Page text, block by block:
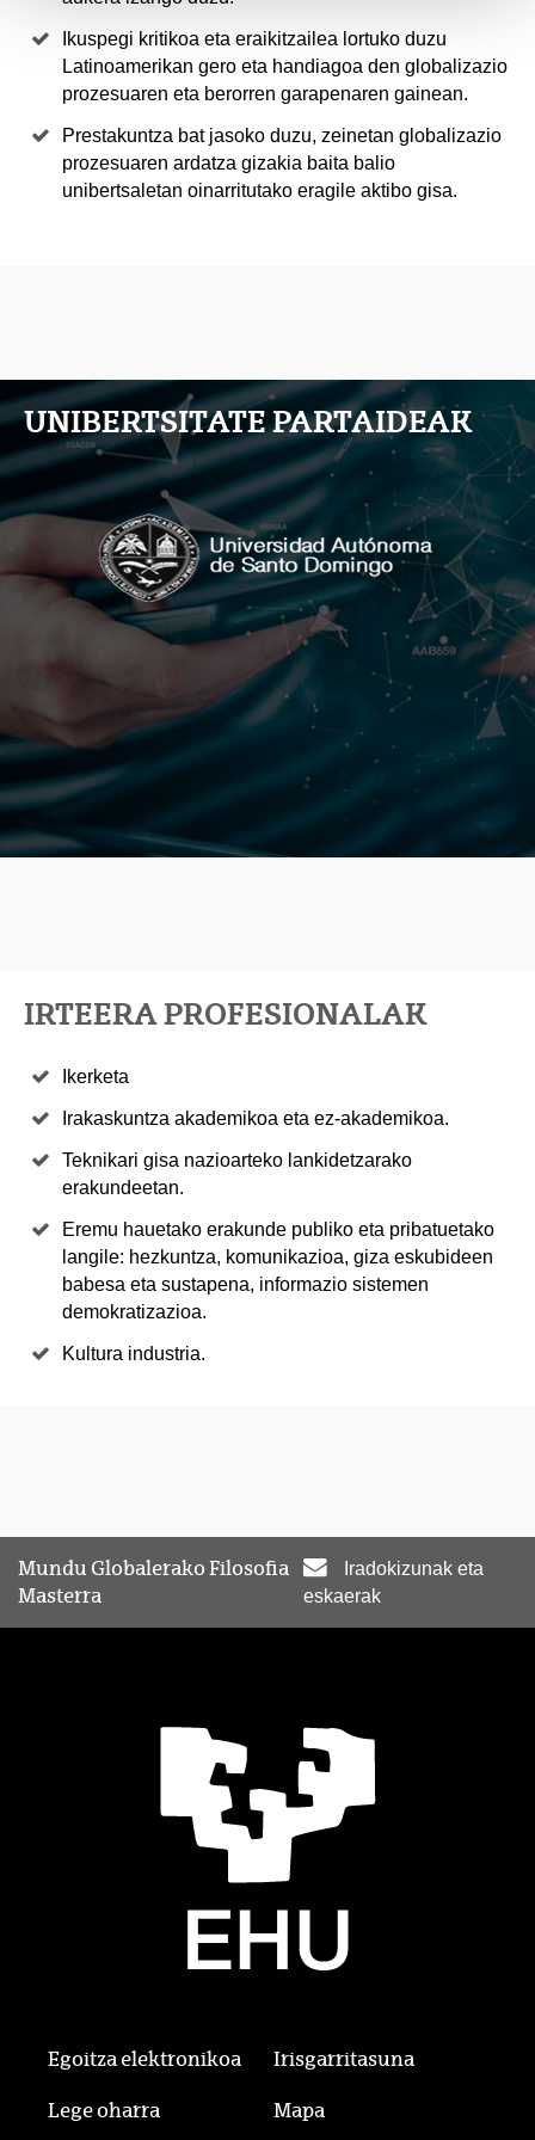
Ikuspegi kritikoa eta eraikitzailea lortuko duzu
Latinoamerikan gero eta handiagoa den globalizazio
prozesuaren eta berorren garapenaren gainean.
Prestakuntza bat jasoko duzu, zeinetan globalizazio
prozesuaren ardatza gizakia baita balio
unibertsaletan oinarritutako eragile aktibo gisa.
UNIBERTSITATE PARTAIDEAK
IRTEERA PROFESIONALAK
Ikerketa
Irakaskuntza akademikoa eta ez-akademikoa.
Teknikari gisa nazioarteko lankidetzarako
erakundeetan.
Eremu hauetako erakunde publiko eta pribatuetako
langile: hezkuntza, komunikazioa, giza eskubideen
babesa eta sustapena, informazio sistemen
demokratizazioa.
Kultura industria.
Mundu Globalerako Filosofia
Masterra
Iradokizunak eta
eskaerak
Egoitza elektronikoa Irisgarritasuna
Lege oharra Mapa